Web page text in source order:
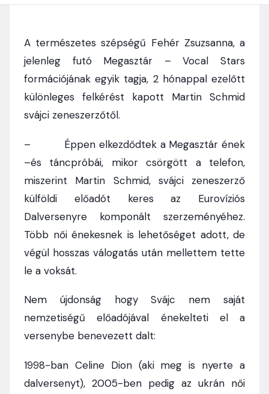
A természetes szépségű Fehér Zsuzsanna, a
jelenleg futó Megasztár – Vocal Stars
formációjának egyik tagja, 2 hónappal ezelőtt
különleges felkérést kapott Martin Schmid
svájci zeneszerzőtől.
– Éppen elkezdődtek a Megasztár ének
–és táncpróbái, mikor csörgött a telefon,
miszerint Martin Schmid, svájci zeneszerző
külföldi előadót keres az Eurovíziós
Dalversenyre komponált szerzeményéhez.
Több női énekesnek is lehetőséget adott, de
végül hosszas válogatás után mellettem tette
le a voksát.
Nem újdonság hogy Svájc nem saját
nemzetiségű előadójával énekelteti el a
versenybe benevezett dalt:
1998-ban Celine Dion (aki meg is nyerte a
dalversenyt), 2005-ben pedig az ukrán női